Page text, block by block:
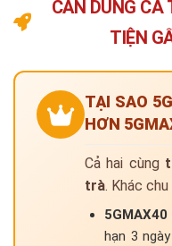
CẦN DÙNG
TIỆN
TẠI SAO
HƠN
Cả hai cùng
trà. Khác
hạn 3